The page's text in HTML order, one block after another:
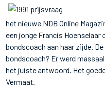
het nieuwe NDB Online
een jonge Francis Hoenselaar
bondscoach aan haar zijde.
bondscoach? Er werd
het juiste antwoord. Het
Vermaat.